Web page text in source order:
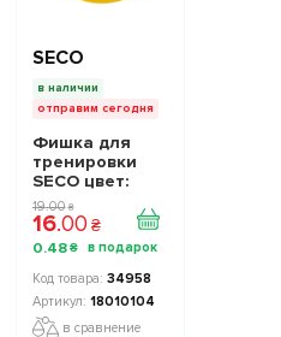
SECO
в наличии
отправим сегодня
Фишка для
тренировки
SECO цвет:
желтый
19.00 ₴
16.00 ₴
0.48 ₴
34958
18010104
в сравнение